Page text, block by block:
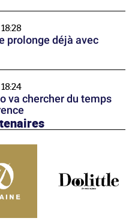
prolonge déjà avec
va chercher du temps